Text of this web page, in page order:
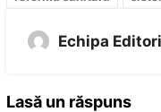
Echipa
Lasă un răspuns